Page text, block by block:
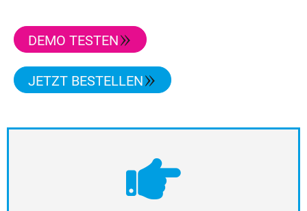
DEMO TESTEN
JETZT BESTELLEN